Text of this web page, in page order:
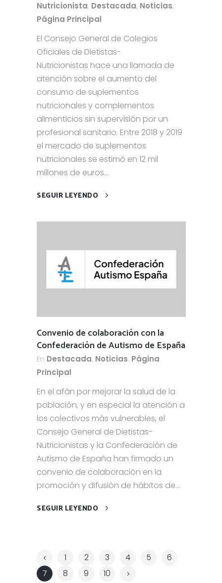
Nutricionista, Destacada, Noticias,
Página Principal
El Consejo General de Colegios
Oficiales de Dietistas-
Nutricionistas hace una llamada de
atención sobre el aumento del
consumo de suplementos
nutricionales y complementos
alimenticios sin supervisión por un
profesional sanitario. Entre 2018 y 2019
el mercado de suplementos
nutricionales se estimó en 12 mil
millones de euros...
SEGUIR LEYENDO
Convenio de colaboración con la
Confederación de Autismo de España
En Destacada, Noticias, Página
Principal
En el afán por mejorar la salud de la
población, y en especial la atención a
los colectivos más vulnerables, el
Consejo General de Dietistas-
Nutricionistas y la Confederación de
Autismo de España han firmado un
convenio de colaboración en la
promoción y difusión de hábitos de...
SEGUIR LEYENDO
1 2 3 4 5
6
7
8 9 10